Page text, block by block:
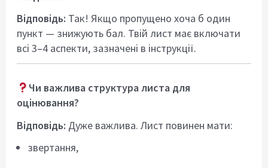
Відповідь: Так! Якщо пропущено хоча б один
пункт — знижують бал. Твій лист має включати
всі 3–4 аспекти, зазначені в інструкції.
Чи важлива структура листа для
оцінювання?
Відповідь: Дуже важлива. Лист повинен мати:
звертання,